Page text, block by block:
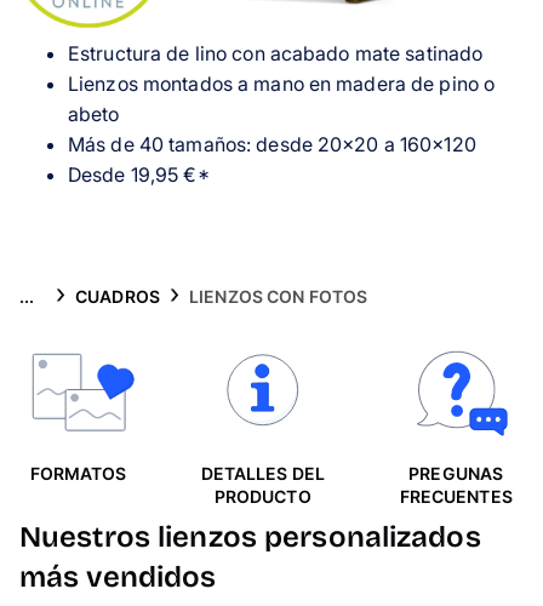
Atención al cliente
Estructura de lino con acabado mate satinado
Lienzos montados a mano en madera de pino o
abeto
Más de 40 tamaños: desde 20×20 a 160×120
Desde 19,95 €*
... CUADROS LIENZOS CON FOTOS
FORMATOS
DETALLES DEL
PRODUCTO
PREGUNAS
FRECUENTES
Nuestros lienzos personalizados
más vendidos